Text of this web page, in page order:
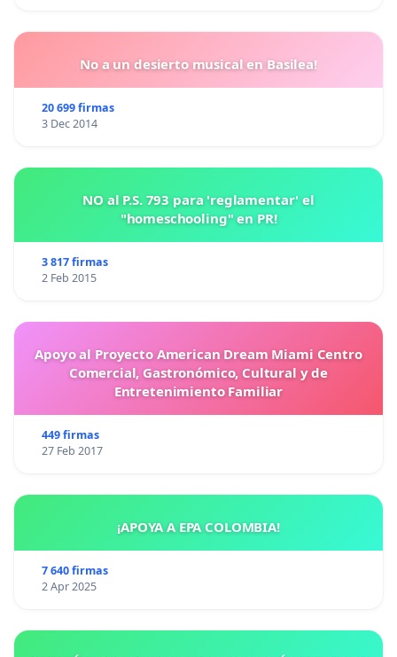
No a un desierto musical en Basilea!
20 699 firmas
3 Dec 2014
NO al P.S. 793 para 'reglamentar' el
"homeschooling" en PR!
3 817 firmas
2 Feb 2015
Apoyo al Proyecto American Dream Miami Centro
Comercial, Gastronómico, Cultural y de
Entretenimiento Familiar
449 firmas
27 Feb 2017
¡APOYA A EPA COLOMBIA!
7 640 firmas
2 Apr 2025